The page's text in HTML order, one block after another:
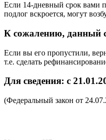
Если 14-дневный срок вами
подлог вскроется, могут
К сожалению, данный
Если вы его пропустили,
т.е. сделать
Для сведения: с
(Федеральный закон от